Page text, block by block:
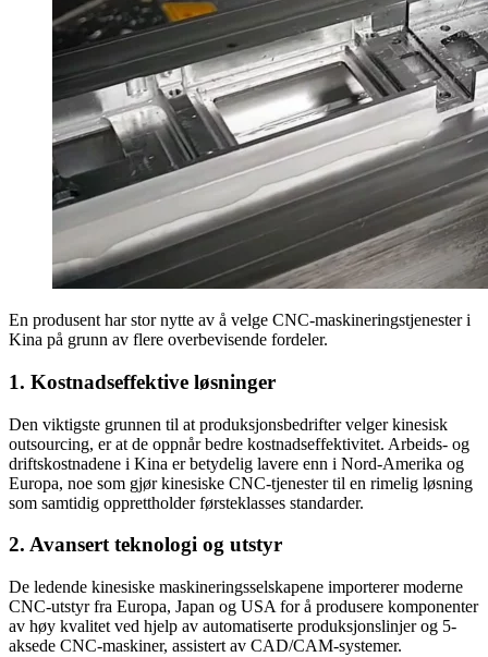
En produsent har stor nytte av å velge CNC-maskineringstjenester i
Kina på grunn av flere overbevisende fordeler.
1. Kostnadseffektive løsninger
Den viktigste grunnen til at produksjonsbedrifter velger kinesisk
outsourcing, er at de oppnår bedre kostnadseffektivitet. Arbeids- og
driftskostnadene i Kina er betydelig lavere enn i Nord-Amerika og
Europa, noe som gjør kinesiske CNC-tjenester til en rimelig løsning
som samtidig opprettholder førsteklasses standarder.
2. Avansert teknologi og utstyr
De ledende kinesiske maskineringsselskapene importerer moderne
CNC-utstyr fra Europa, Japan og USA for å produsere komponenter
av høy kvalitet ved hjelp av automatiserte produksjonslinjer og 5-
aksede CNC-maskiner, assistert av CAD/CAM-systemer.